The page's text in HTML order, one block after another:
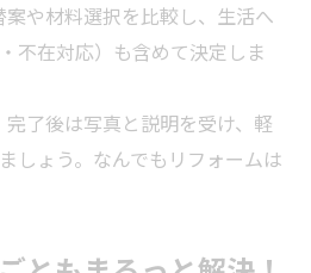
や材料選択を比較し、生活へ
不在対応）も含めて決定しま
了後は写真と説明を受け、軽
しょう。なんでもリフォームは